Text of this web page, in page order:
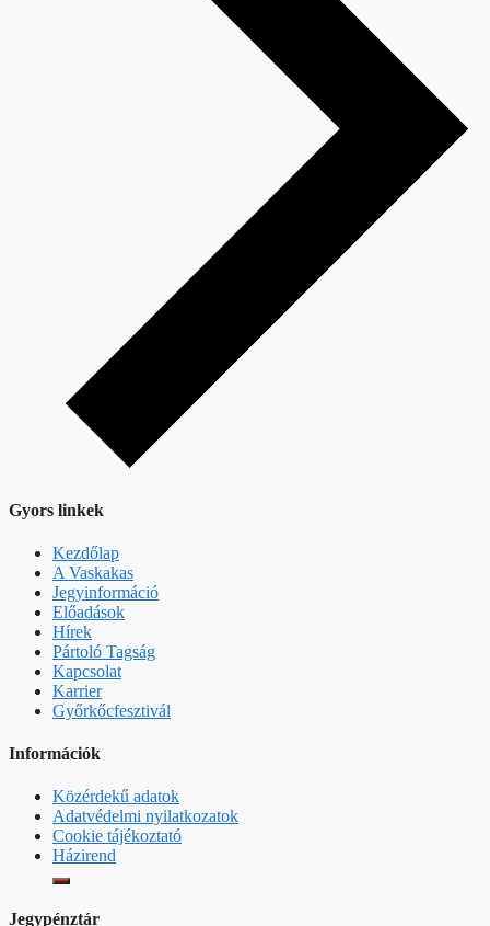
Gyors linkek
Kezdőlap
A Vaskakas
Jegyinformáció
Előadások
Hírek
Pártoló Tagság
Kapcsolat
Karrier
Győrkőcfesztivál
Információk
Közérdekű adatok
Adatvédelmi nyilatkozatok
Cookie tájékoztató
Házirend
Jegypénztár